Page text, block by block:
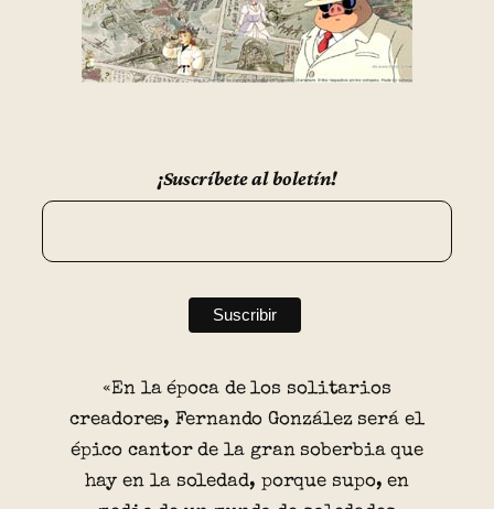
¡Suscríbete al boletín!
«En la época de los solitarios
creadores, Fernando González será el
épico cantor de la gran soberbia que
hay en la soledad, porque supo, en